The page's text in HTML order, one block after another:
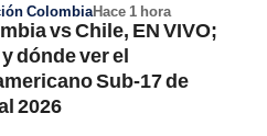
ColombiaHace 1 hora
vs Chile, EN VIVO;
dónde ver el
Sub-17 de
2026